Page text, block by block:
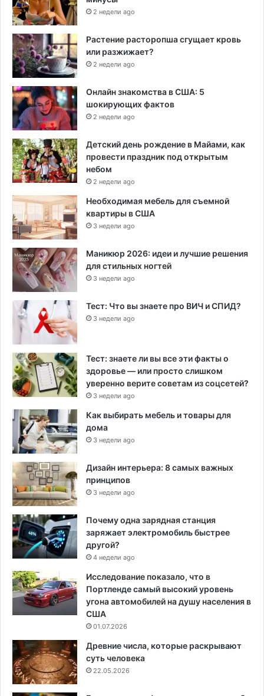
2 недели ago
Растение расторопша сгущает кровь
или разжижает?
2 недели ago
Онлайн знакомства в США: 5
шокирующих фактов
2 недели ago
Детский день рождение в Майами, как
провести праздник под открытым
небом
2 недели ago
Необходимая мебель для съемной
квартиры в США
3 недели ago
Маникюр 2026: идеи и лучшие решения
для стильных ногтей
3 недели ago
Тест: Что вы знаете про ВИЧ и СПИД?
3 недели ago
Тест: знаете ли вы все эти факты о
здоровье — или просто слишком
уверенно верите советам из соцсетей?
3 недели ago
Как выбирать мебель и товары для
дома
3 недели ago
Дизайн интерьера: 8 самых важных
принципов
3 недели ago
Почему одна зарядная станция
заряжает электромобиль быстрее
другой?
4 недели ago
Исследование показало, что в
Портленде самый высокий уровень
угона автомобилей на душу населения в
США
01.07.2026
Древние числа, которые раскрывают
суть человека
22.05.2026